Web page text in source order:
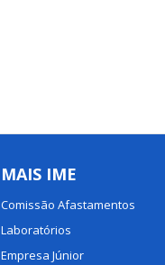
MAIS IME
Comissão Afastamentos
Laboratórios
Empresa Júnior